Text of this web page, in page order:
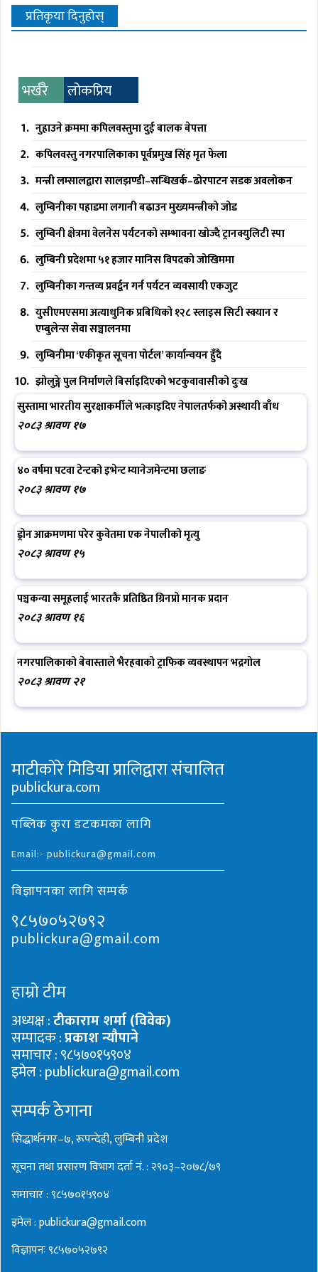
प्रतिकृया दिनुहोस्
भर्खरै लोकप्रिय
नुहाउने क्रममा कपिलवस्तुमा दुई बालक बेपत्ता
कपिलवस्तु नगरपालिकाका पूर्वप्रमुख सिंह मृत फेला
मन्त्री लम्सालद्वारा सालझण्डी–सन्धिखर्क–ढोरपाटन सडक अवलोकन
लुम्बिनीका पहाडमा लगानी बढाउन मुख्यमन्त्रीको जोड
लुम्बिनी क्षेत्रमा वेलनेस पर्यटनको सम्भावना खोज्दै ट्रानक्युलिटी स्पा
लुम्बिनी प्रदेशमा ५१ हजार मानिस विपदको जोखिममा
लुम्बिनीका गन्तव्य प्रवर्द्वन गर्न पर्यटन व्यवसायी एकजुट
युसीएमएसमा अत्याधुनिक प्रबिधिको १२८ स्लाइस सिटी स्क्यान र
एम्बुलेन्स सेवा सञ्चालनमा
लुम्बिनीमा ‘एकीकृत सूचना पोर्टल’ कार्यान्वयन हुँदै
झोलुङ्गे पुल निर्माणले बिर्साइदिएको भटकुवावासीको दुःख
सुस्तामा भारतीय सुरक्षाकर्मीले भत्काइदिए नेपालतर्फको अस्थायी बाँध
२०८३ श्रावण १७
४० वर्षमा पटवा टेन्टको इभेन्ट म्यानेजमेन्टमा छलाङ
२०८३ श्रावण १७
ड्रोन आक्रमणमा परेर कुवेतमा एक नेपालीको मृत्यु
२०८३ श्रावण १५
पञ्चकन्या समूहलाई भारतकै प्रतिष्ठित ग्रिनप्रो मानक प्रदान
२०८३ श्रावण १६
नगरपालिकाको बेवास्ताले भैरहवाको ट्राफिक व्यवस्थापन भद्रगोल
२०८३ श्रावण २१
माटीकोरे मिडिया प्रालिद्वारा संचालित
publickura.com
पब्लिक कुरा डटकमका लागि
Email:- publickura@gmail.com
विज्ञापनका लागि सम्पर्क
९८५७०५२७९२
publickura@gmail.com
हाम्रो टीम
अध्यक्ष :टीकाराम शर्मा (विवेक)
सम्पादक :प्रकाश न्यौपाने
समाचार : ९८५७०१५९०४
इमेल : publickura@gmail.com
सम्पर्क ठेगाना
सिद्धार्थनगर–७, रूपन्देही, लुम्बिनी प्रदेश
सूचना तथा प्रसारण विभाग दर्ता नं. : २९०३–२०७८/७९
समाचार : ९८५७०१५९०४
इमेल : publickura@gmail.com
विज्ञापनः ९८५७०५२७९२